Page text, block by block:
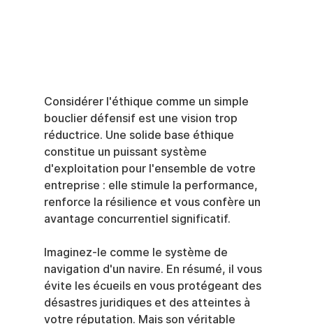
Considérer l'éthique comme un simple
bouclier défensif est une vision trop
réductrice. Une solide base éthique
constitue un puissant système
d'exploitation pour l'ensemble de votre
entreprise : elle stimule la performance,
renforce la résilience et vous confère un
avantage concurrentiel significatif.
Imaginez-le comme le système de
navigation d'un navire. En résumé, il vous
évite les écueils en vous protégeant des
désastres juridiques et des atteintes à
votre réputation. Mais son véritable